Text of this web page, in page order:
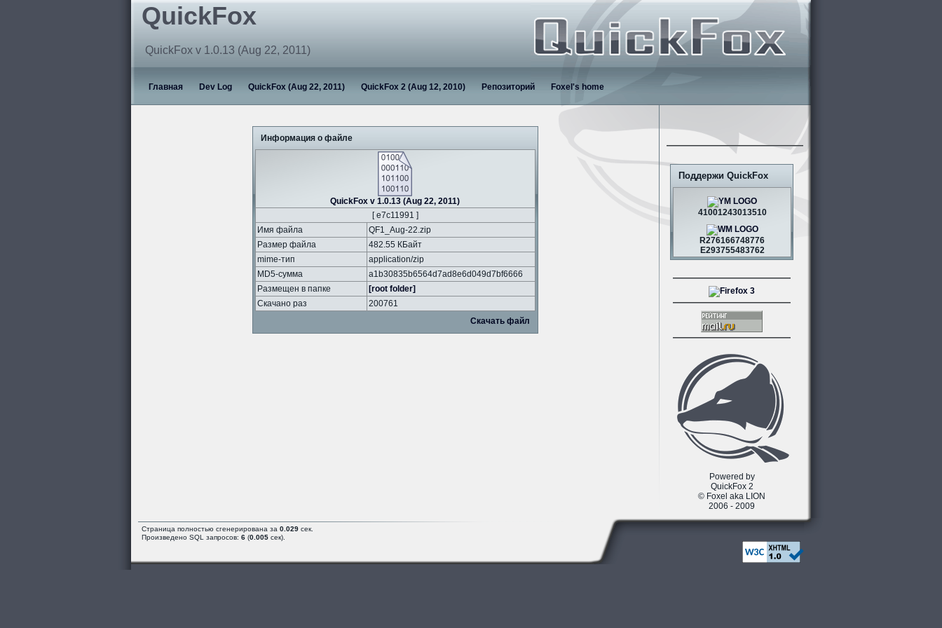
QuickFox
QuickFox v 1.0.13 (Aug 22, 2011)
Главная Dev Log QuickFox (Aug 22, 2011) QuickFox 2 (Aug 12, 2010) Репозиторий Foxel's home
Информация о файле
QuickFox v 1.0.13 (Aug 22, 2011)
[ e7c11991 ]
Имя файла
QF1_Aug-22.zip
Размер файла
482.55 КБайт
mime-тип
application/zip
MD5-сумма
a1b30835b6564d7ad8e6d049d7bf6666
Размещен в папке
[root folder]
Скачано раз
200761
Скачать файл
Поддержи QuickFox
41001243013510
R276166748776
E293755483762
Powered by
QuickFox 2
© Foxel aka LION
2006 - 2009
Страница полностью сгенерирована за 0.029 сек.
Произведено SQL запросов: 6 (0.005 сек).